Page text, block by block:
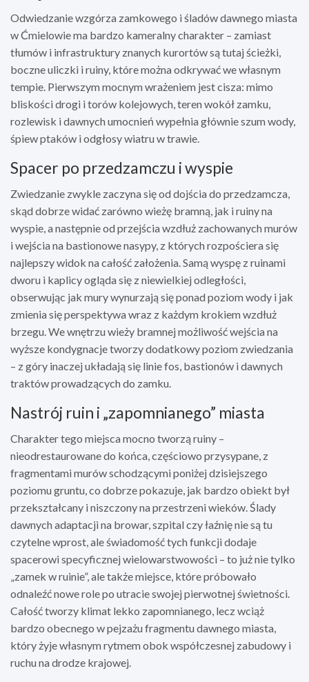
Odwiedzanie wzgórza zamkowego i śladów dawnego miasta
w Ćmielowie ma bardzo kameralny charakter – zamiast
tłumów i infrastruktury znanych kurortów są tutaj ścieżki,
boczne uliczki i ruiny, które można odkrywać we własnym
tempie. Pierwszym mocnym wrażeniem jest cisza: mimo
bliskości drogi i torów kolejowych, teren wokół zamku,
rozlewisk i dawnych umocnień wypełnia głównie szum wody,
śpiew ptaków i odgłosy wiatru w trawie.
Spacer po przedzamczu i wyspie
Zwiedzanie zwykle zaczyna się od dojścia do przedzamcza,
skąd dobrze widać zarówno wieżę bramną, jak i ruiny na
wyspie, a następnie od przejścia wzdłuż zachowanych murów
i wejścia na bastionowe nasypy, z których rozpościera się
najlepszy widok na całość założenia. Samą wyspę z ruinami
dworu i kaplicy ogląda się z niewielkiej odległości,
obserwując jak mury wynurzają się ponad poziom wody i jak
zmienia się perspektywa wraz z każdym krokiem wzdłuż
brzegu. We wnętrzu wieży bramnej możliwość wejścia na
wyższe kondygnacje tworzy dodatkowy poziom zwiedzania
– z góry inaczej układają się linie fos, bastionów i dawnych
traktów prowadzących do zamku.
Nastrój ruin i „zapomnianego” miasta
Charakter tego miejsca mocno tworzą ruiny –
nieodrestaurowane do końca, częściowo przysypane, z
fragmentami murów schodzącymi poniżej dzisiejszego
poziomu gruntu, co dobrze pokazuje, jak bardzo obiekt był
przekształcany i niszczony na przestrzeni wieków. Ślady
dawnych adaptacji na browar, szpital czy łaźnię nie są tu
czytelne wprost, ale świadomość tych funkcji dodaje
spacerowi specyficznej wielowarstwowości – to już nie tylko
„zamek w ruinie”, ale także miejsce, które próbowało
odnaleźć nowe role po utracie swojej pierwotnej świetności.
Całość tworzy klimat lekko zapomnianego, lecz wciąż
bardzo obecnego w pejzażu fragmentu dawnego miasta,
który żyje własnym rytmem obok współczesnej zabudowy i
ruchu na drodze krajowej.